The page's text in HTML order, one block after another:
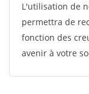
L'utilisation de
permettra de
fonction des
avenir à votre